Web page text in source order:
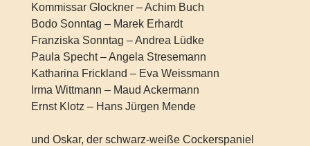
Kommissar Glockner – Achim Buch
Bodo Sonntag – Marek Erhardt
Franziska Sonntag – Andrea Lüdke
Paula Specht – Angela Stresemann
Katharina Frickland – Eva Weissmann
Irma Wittmann – Maud Ackermann
Ernst Klotz – Hans Jürgen Mende
und Oskar, der schwarz-weiße Cockerspaniel